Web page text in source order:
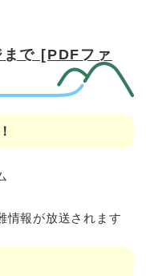
で [PDFファ
情報が放送されます